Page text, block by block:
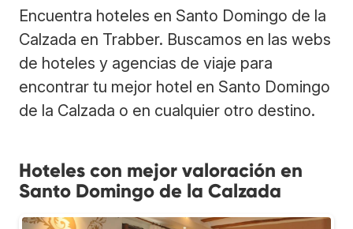
Encuentra hoteles en Santo Domingo de la
Calzada en Trabber. Buscamos en las webs
de hoteles y agencias de viaje para
encontrar tu mejor hotel en Santo Domingo
de la Calzada o en cualquier otro destino.
Hoteles con mejor valoración en
Santo Domingo de la Calzada